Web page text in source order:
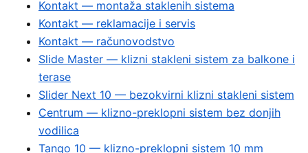
Kontakt — montaža staklenih sistema
Kontakt — reklamacije i servis
Kontakt — računovodstvo
Slide Master — klizni stakleni sistem za balkone i
terase
Slider Next 10 — bezokvirni klizni stakleni sistem
Centrum — klizno-preklopni sistem bez donjih
vodilica
Tango 10 — klizno-preklopni sistem 10 mm